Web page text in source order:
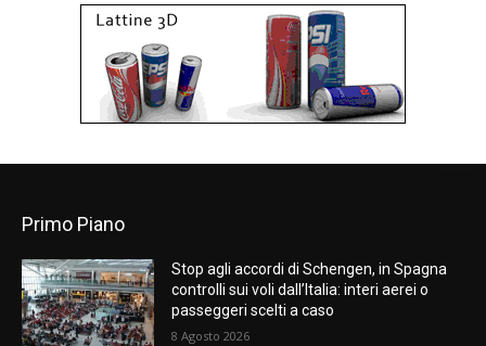
Primo Piano
Stop agli accordi di Schengen, in Spagna
controlli sui voli dall’Italia: interi aerei o
passeggeri scelti a caso
8 Agosto 2026